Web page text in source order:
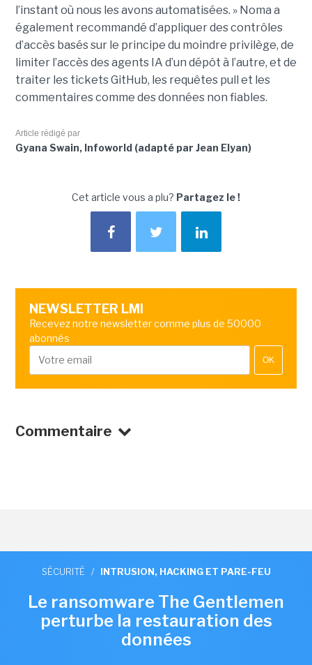
l’instant où nous les avons automatisées. » Noma a
également recommandé d’appliquer des contrôles
d’accès basés sur le principe du moindre privilège, de
limiter l’accès des agents IA d’un dépôt à l’autre, et de
traiter les tickets GitHub, les requêtes pull et les
commentaires comme des données non fiables.
Article rédigé par
Gyana Swain, Infoworld (adapté par Jean Elyan)
Cet article vous a plu? Partagez le !
NEWSLETTER LMI
Recevez notre newsletter comme plus de 50000
abonnés
OK
Commentaire
SÉCURITÉ / INTRUSION, HACKING ET PARE-FEU
Le ransomware The Gentlemen
perturbe la restauration des
données